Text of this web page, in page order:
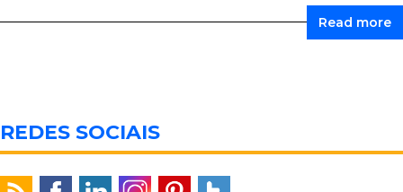
Read more
REDES SOCIAIS